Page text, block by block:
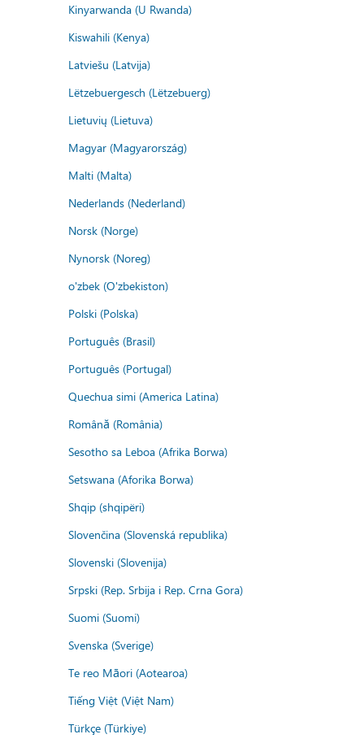
Kinyarwanda (U Rwanda)
Kiswahili (Kenya)
Latviešu (Latvija)
Lëtzebuergesch (Lëtzebuerg)
Lietuvių (Lietuva)
Magyar (Magyarország)
Malti (Malta)
Nederlands (Nederland)
Norsk (Norge)
Nynorsk (Noreg)
o'zbek (O'zbekiston)
Polski (Polska)
Português (Brasil)
Português (Portugal)
Quechua simi (America Latina)
Română (România)
Sesotho sa Leboa (Afrika Borwa)
Setswana (Aforika Borwa)
Shqip (shqipëri)
Slovenčina (Slovenská republika)
Slovenski (Slovenija)
Srpski (Rep. Srbija i Rep. Crna Gora)
Suomi (Suomi)
Svenska (Sverige)
Te reo Māori (Aotearoa)
Tiếng Việt (Việt Nam)
Türkçe (Türkiye)